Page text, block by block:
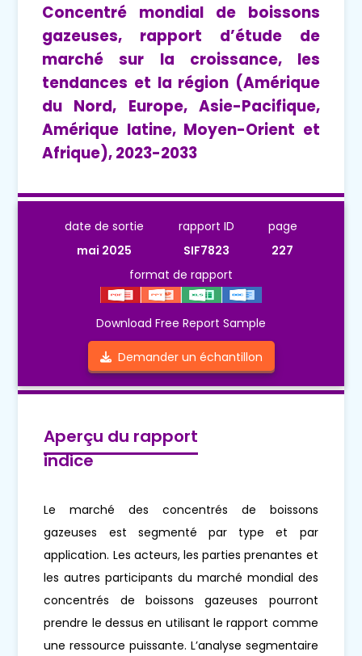
Concentré mondial de boissons
gazeuses, rapport d’étude de
marché sur la croissance, les
tendances et la région (Amérique
du Nord, Europe, Asie-Pacifique,
Amérique latine, Moyen-Orient et
Afrique), 2023-2033
date de sortie
mai 2025
rapport ID
SIF7823
page
227
format de rapport
Download Free Report Sample
Demander un échantillon
Aperçu du rapport
indice
Le marché des concentrés de boissons
gazeuses est segmenté par type et par
application. Les acteurs, les parties prenantes et
les autres participants du marché mondial des
concentrés de boissons gazeuses pourront
prendre le dessus en utilisant le rapport comme
une ressource puissante. L’analyse segmentaire